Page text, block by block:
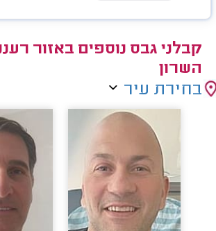
קבלני גבס נוספים באזור
השרון
בחירת עיר